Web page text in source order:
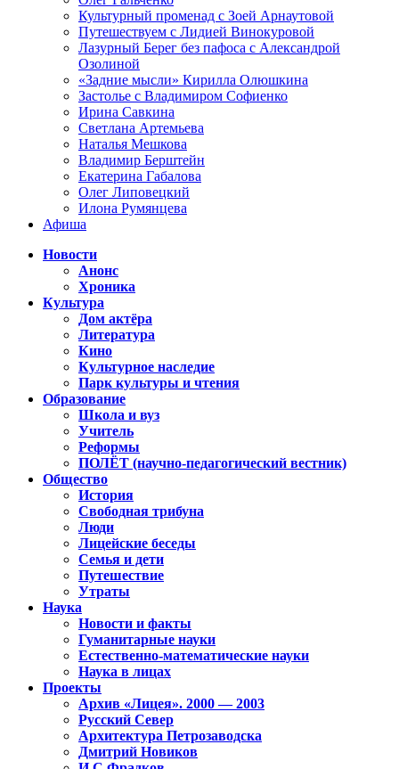
Культурный променад с Зоей Арнаутовой
Путешествуем с Лидией Винокуровой
Лазурный Берег без пафоса с Александрой
Озолиной
«Задние мысли» Кирилла Олюшкина
Застолье с Владимиром Софиенко
Ирина Савкина
Светлана Артемьева
Наталья Мешкова
Владимир Берштейн
Екатерина Габалова
Олег Липовецкий
Илона Румянцева
Афиша
Новости
Анонс
Хроника
Культура
Дом актёра
Литература
Кино
Культурное наследие
Парк культуры и чтения
Образование
Школа и вуз
Учитель
Реформы
ПОЛЁТ (научно-педагогический вестник)
Общество
История
Свободная трибуна
Люди
Лицейские беседы
Семья и дети
Путешествие
Утраты
Наука
Новости и факты
Гуманитарные науки
Естественно-математические науки
Наука в лицах
Проекты
Архив «Лицея». 2000 — 2003
Русский Север
Архитектура Петрозаводска
Дмитрий Новиков